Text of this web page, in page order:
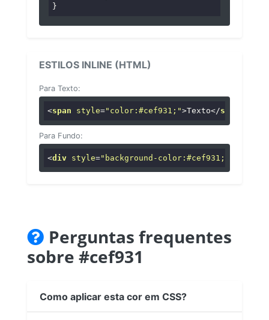
}
ESTILOS INLINE (HTML)
Para Texto:
<span style="color:#cef931;">Texto</span
Para Fundo:
<div style="background-color:#cef931;"
Perguntas frequentes
sobre #cef931
Como aplicar esta cor em CSS?